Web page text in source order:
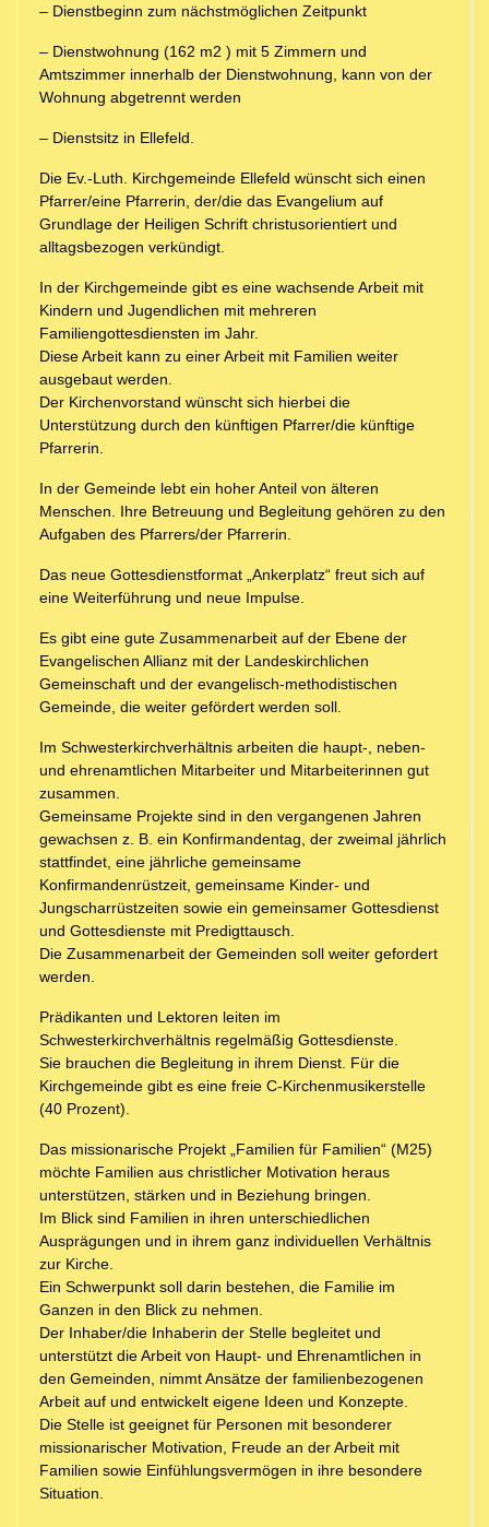
– Dienstbeginn zum nächstmöglichen Zeitpunkt
– Dienstwohnung (162 m2 ) mit 5 Zimmern und
Amtszimmer innerhalb der Dienstwohnung, kann von der
Wohnung abgetrennt werden
– Dienstsitz in Ellefeld.
Die Ev.-Luth. Kirchgemeinde Ellefeld wünscht sich einen
Pfarrer/eine Pfarrerin, der/die das Evangelium auf
Grundlage der Heiligen Schrift christusorientiert und
alltagsbezogen verkündigt.
In der Kirchgemeinde gibt es eine wachsende Arbeit mit
Kindern und Jugendlichen mit mehreren
Familiengottesdiensten im Jahr.
Diese Arbeit kann zu einer Arbeit mit Familien weiter
ausgebaut werden.
Der Kirchenvorstand wünscht sich hierbei die
Unterstützung durch den künftigen Pfarrer/die künftige
Pfarrerin.
In der Gemeinde lebt ein hoher Anteil von älteren
Menschen. Ihre Betreuung und Begleitung gehören zu den
Aufgaben des Pfarrers/der Pfarrerin.
Das neue Gottesdienstformat „Ankerplatz“ freut sich auf
eine Weiterführung und neue Impulse.
Es gibt eine gute Zusammenarbeit auf der Ebene der
Evangelischen Allianz mit der Landeskirchlichen
Gemeinschaft und der evangelisch-methodistischen
Gemeinde, die weiter gefördert werden soll.
Im Schwesterkirchverhältnis arbeiten die haupt-, neben-
und ehrenamtlichen Mitarbeiter und Mitarbeiterinnen gut
zusammen.
Gemeinsame Projekte sind in den vergangenen Jahren
gewachsen z. B. ein Konfirmandentag, der zweimal jährlich
stattfindet, eine jährliche gemeinsame
Konfirmandenrüstzeit, gemeinsame Kinder- und
Jungscharrüstzeiten sowie ein gemeinsamer Gottesdienst
und Gottesdienste mit Predigttausch.
Die Zusammenarbeit der Gemeinden soll weiter gefordert
werden.
Prädikanten und Lektoren leiten im
Schwesterkirchverhältnis regelmäßig Gottesdienste.
Sie brauchen die Begleitung in ihrem Dienst. Für die
Kirchgemeinde gibt es eine freie C-Kirchenmusikerstelle
(40 Prozent).
Das missionarische Projekt „Familien für Familien“ (M25)
möchte Familien aus christlicher Motivation heraus
unterstützen, stärken und in Beziehung bringen.
Im Blick sind Familien in ihren unterschiedlichen
Ausprägungen und in ihrem ganz individuellen Verhältnis
zur Kirche.
Ein Schwerpunkt soll darin bestehen, die Familie im
Ganzen in den Blick zu nehmen.
Der Inhaber/die Inhaberin der Stelle begleitet und
unterstützt die Arbeit von Haupt- und Ehrenamtlichen in
den Gemeinden, nimmt Ansätze der familienbezogenen
Arbeit auf und entwickelt eigene Ideen und Konzepte.
Die Stelle ist geeignet für Personen mit besonderer
missionarischer Motivation, Freude an der Arbeit mit
Familien sowie Einfühlungsvermögen in ihre besondere
Situation.